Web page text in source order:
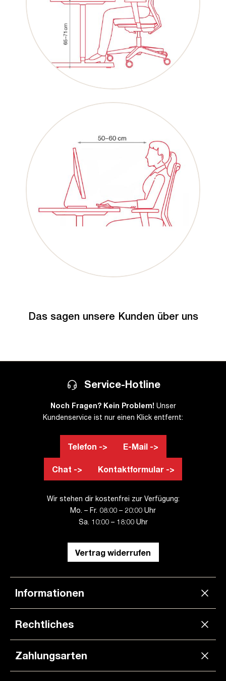
Das sagen unsere Kunden über uns
Service-Hotline
Noch Fragen? Kein Problem! Unser
Kundenservice ist nur einen Klick entfernt:
Telefon -> E-Mail ->
Chat -> Kontaktformular ->
Wir stehen dir kostenfrei zur Verfügung:
Mo. – Fr. 08:00 – 20:00 Uhr
Sa. 10:00 – 18:00 Uhr
Vertrag widerrufen
Informationen
Rechtliches
Zahlungsarten